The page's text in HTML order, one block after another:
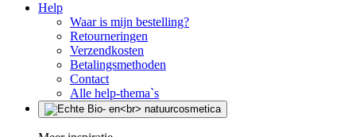
Help
Waar is mijn bestelling?
Retourneringen
Verzendkosten
Betalingsmethoden
Contact
Alle help-thema`s